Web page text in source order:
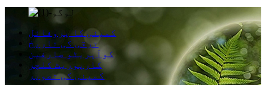
کمپنی کا پروفائل
ترقی کی تاریخ
کوآپریٹو صارفین
کارپوریٹ کلچر
کمپنی کی تصویر